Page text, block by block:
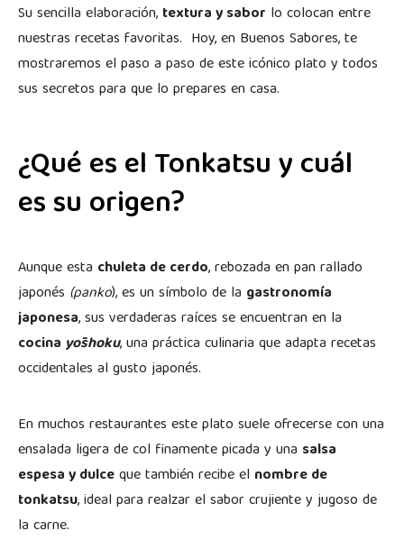
Su sencilla elaboración, textura y sabor lo colocan entre
nuestras recetas favoritas. Hoy, en Buenos Sabores, te
mostraremos el paso a paso de este icónico plato y todos
sus secretos para que lo prepares en casa.
¿Qué es el Tonkatsu y cuál
es su origen?
Aunque esta chuleta de cerdo, rebozada en pan rallado
japonés (panko), es un símbolo de la gastronomía
japonesa, sus verdaderas raíces se encuentran en la
cocina yōshoku, una práctica culinaria que adapta recetas
occidentales al gusto japonés.
En muchos restaurantes este plato suele ofrecerse con una
ensalada ligera de col finamente picada y una salsa
espesa y dulceque también recibe el nombre de
tonkatsu, ideal para realzar el sabor crujiente y jugoso de
la carne.